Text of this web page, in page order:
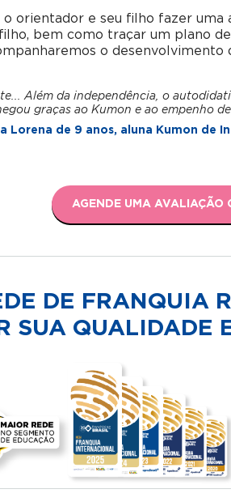
orientador e seu filho fazer
bem como traçar um plano
o
Além da independência, o
graças ao Kumon e ao empenho
Lorena de 9 anos, aluna Kumon de
AGENDE UMA AVALIAÇÃO
DE FRANQUIA
SUA QUALIDADE